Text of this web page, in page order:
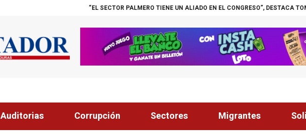
“EL SECTOR PALMERO TIENE UN ALIADO EN EL CONGRESO”, DESTACA TOMÁS ZAMBRANO
Auditorias Corrupción Sectores Migrantes